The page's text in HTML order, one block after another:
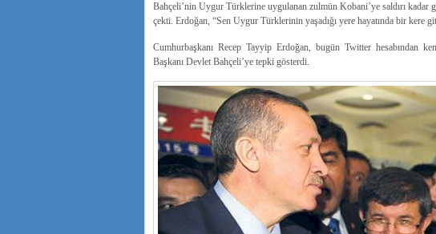
Bahçeli’nin Uygur Türklerine uygulanan zulmün Kobani’ye saldırı kadar
çekti. Erdoğan, “Sen Uygur Türklerinin yaşadığı yere hayatında bir kere
Cumhurbaşkanı Recep Tayyip Erdoğan, bugün Twitter hesabından
Başkanı Devlet Bahçeli’ye tepki gösterdi.